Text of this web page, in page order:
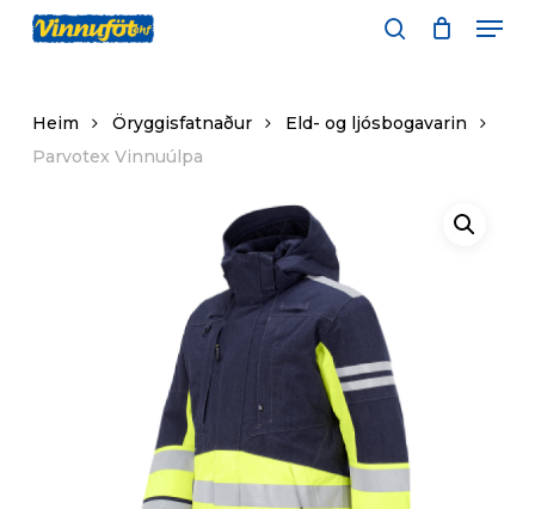
Skip
Heim Öryggisfatnaður
Eld- og ljósbogavarin
Parvotex Vinnuúlpa